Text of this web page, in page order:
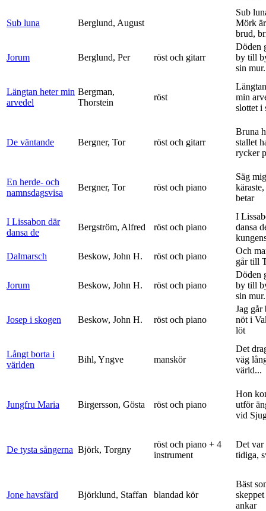
Sub luna Berglund, August
Sub
Mörk
brud,
Jorum Berglund, Per röst och gitarr
Döden
by till
sin
Längtan heter min
arvedel
Bergman,
Thorstein
röst
min
slottet i
De väntande Bergner, Tor röst och gitarr
Bruna
stallet
rycker
En herde- och
namnsdagsvisa
Bergner, Tor röst och piano
Säg
betar
I Lissabon där
dansa de
Bergström, Alfred röst och piano
I
dansa
Dalmarsch
Beskow, John H. röst och piano
Och
går till
Jorum Beskow, John H. röst och piano
Döden
by till
sin
Josep i skogen Beskow, John H. röst och piano
Jag går
nöt i
löt
Långt borta i
världen
Bihl, Yngve manskör
Det
väg
värld...
Jungfru Maria Birgersson, Gösta röst och piano
Hon
utför
vid
De tysta sångerna Björk, Torgny
röst och piano + 4
instrument
Det var
tidiga,
Jone havsfärd Björklund, Staffan blandad kör
Bäst
ankar